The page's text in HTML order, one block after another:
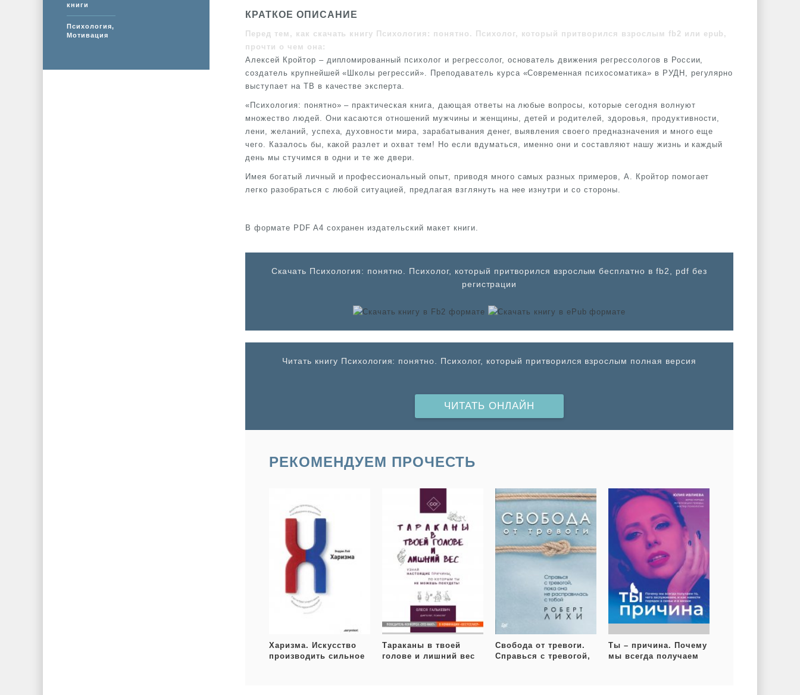
КРАТКОЕ ОПИСАНИЕ
Перед тем, как скачать книгу Психология: понятно. Психолог, который притворился взрослым fb2 или epub,
прочти о чем она:
Алексей Кройтор – дипломированный психолог и регрессолог, основатель движения регрессологов в России,
создатель крупнейшей «Школы регрессий». Преподаватель курса «Современная психосоматика» в РУДН, регулярно
выступает на ТВ в качестве эксперта.
«Психология: понятно» – практическая книга, дающая ответы на любые вопросы, которые сегодня волнуют
множество людей. Они касаются отношений мужчины и женщины, детей и родителей, здоровья, продуктивности,
лени, желаний, успеха, духовности мира, зарабатывания денег, выявления своего предназначения и много еще
чего. Казалось бы, какой разлет и охват тем! Но если вдуматься, именно они и составляют нашу жизнь и каждый
день мы стучимся в одни и те же двери.
Имея богатый личный и профессиональный опыт, приводя много самых разных примеров, А. Кройтор помогает
легко разобраться с любой ситуацией, предлагая взглянуть на нее изнутри и со стороны.
В формате PDF A4 сохранен издательский макет книги.
Cкачать Психология: понятно. Психолог, который притворился взрослым бесплатно в fb2, pdf без
регистрации
Читать книгу Психология: понятно. Психолог, который притворился взрослым полная версия
ЧИТАТЬ ОНЛАЙН
РЕКОМЕНДУЕМ ПРОЧЕСТЬ
Харизма. Искусство
производить сильное
Тараканы в твоей
голове и лишний вес
Свобода от тревоги.
Справься с тревогой,
Ты – причина. Почему
мы всегда получаем
книги
Психология,
Мотивация